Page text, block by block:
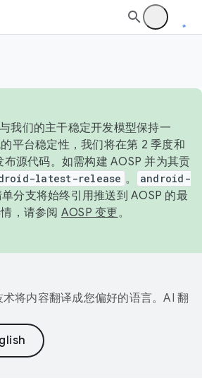
我们的主干稳定开发模型保持一
平台稳定性，我们将在第 2 季度和
布源代码。如需构建 AOSP 并为其贡
latest-release 。
android-
分支将始终引用推送到 AOSP 的最
，请参阅 AOSP 变更。
将内容翻译成您偏好的语言。AI 翻